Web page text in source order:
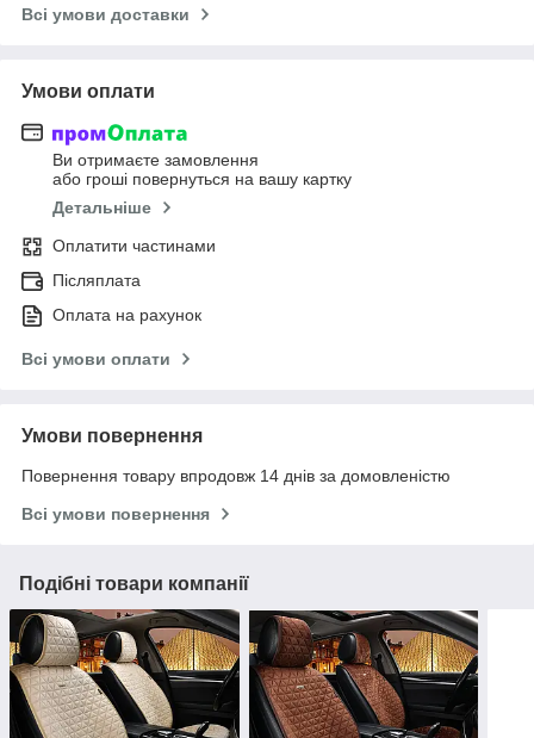
Всі умови доставки
Умови оплати
Ви отримаєте замовлення
або гроші повернуться на вашу картку
Детальніше
Оплатити частинами
Післяплата
Оплата на рахунок
Всі умови оплати
Умови повернення
Повернення товару впродовж 14 днів за домовленістю
Всі умови повернення
Подібні товари компанії